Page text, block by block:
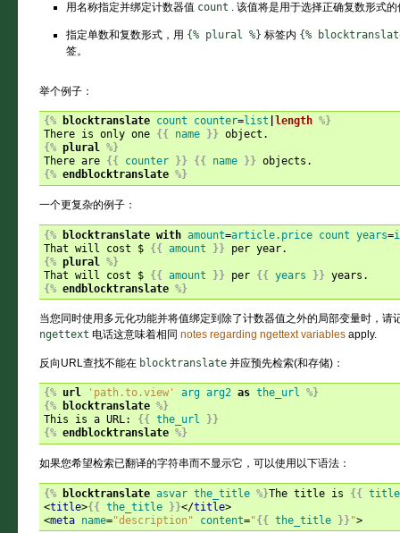
用名称指定并绑定计数器值 count . 该值将是用于选择正确复数形式的
指定单数和复数形式，用 {% plural %} 标签内 {%
签。
举个例子：
{% blocktranslate count counter=list length %}
There is only one {{ name }}
{% plural %}
There are {{ counter }} {{ name }}
{% endblocktranslate %}
一个更复杂的例子：
{% blocktranslate with amount=article.price count years=
That will cost $ {{ amount }}
{% plural
%}
That will cost $ {{ amount }} per {{ years }}
{% endblocktranslate %}
当您同时使用多元化功能并将值绑定到除了计数器值之外的局部变量时，请
ngettext 电话这意味着相同 notes regarding ngettext variables apply.
反向URL查找不能在 blocktranslate 并应预先检索(和存储)：
{% url 'path.to.view' arg arg2 as the_url %}
{%
blocktranslate %}
This is a URL: {{ the_url
}}
{% endblocktranslate %}
如果您希望检索已翻译的字符串而不显示它，可以使用以下语法：
{% blocktranslate asvar the_title %}The title is {{ title
<title>{{ the_title }}</title>
<meta name="description" content="{{ the_title }} ">